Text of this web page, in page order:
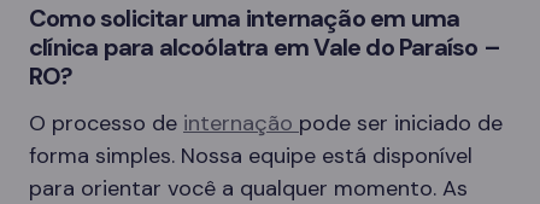
Como solicitar uma internação em uma
clínica para alcoólatra em Vale do Paraíso –
RO?
O processo de internação pode ser iniciado de
forma simples. Nossa equipe está disponível
para orientar você a qualquer momento. As